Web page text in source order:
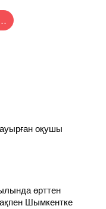
оқушы
өрттен
Шымкентке